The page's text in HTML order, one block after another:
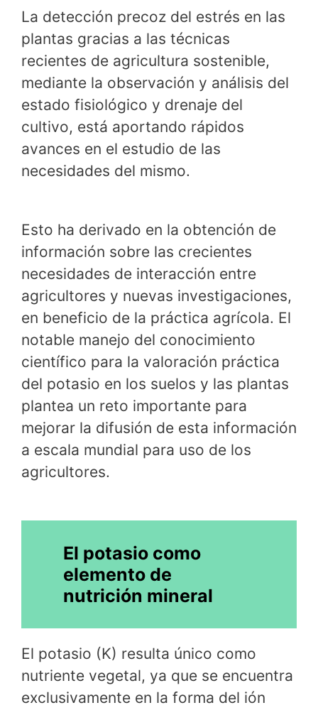
La detección precoz del estrés en las
plantas gracias a las técnicas
recientes de agricultura sostenible,
mediante la observación y análisis del
estado fisiológico y drenaje del
cultivo, está aportando rápidos
avances en el estudio de las
necesidades del mismo.
Esto ha derivado en la obtención de
información sobre las crecientes
necesidades de interacción entre
agricultores y nuevas investigaciones,
en beneficio de la práctica agrícola. El
notable manejo del conocimiento
científico para la valoración práctica
del potasio en los suelos y las plantas
plantea un reto importante para
mejorar la difusión de esta información
a escala mundial para uso de los
agricultores.
El potasio como
elemento de
nutrición mineral
El potasio (K) resulta único como
nutriente vegetal, ya que se encuentra
exclusivamente en la forma del ión